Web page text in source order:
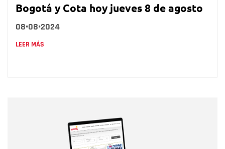
Bogotá y Cota hoy jueves 8 de agosto
08•08•2024
LEER MÁS
Correo electrónico